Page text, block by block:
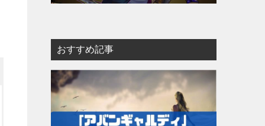
おすすめ記事